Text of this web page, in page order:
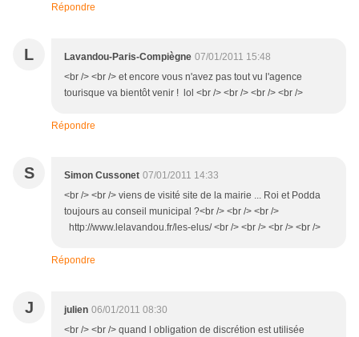
Répondre
L Lavandou-Paris-Compiègne 07/01/2011 15:48
<br /> <br /> et encore vous n'avez pas tout vu l'agence
tourisque va bientôt venir ! lol <br /> <br /> <br /> <br />
Répondre
S Simon Cussonet 07/01/2011 14:33
<br /> <br /> viens de visité site de la mairie ... Roi et Podda
toujours au conseil municipal ?<br /> <br /> <br />
http://www.lelavandou.fr/les-elus/ <br /> <br /> <br /> <br />
Répondre
J julien 06/01/2011 08:30
<br /> <br /> quand l obligation de discrétion est utilisée